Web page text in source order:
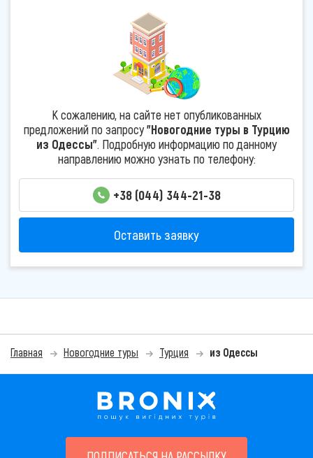
К сожалению, на сайте нет опубликованных
предложений по запросу"Новогодние туры в Турцию
из Одессы". Подробную информацию по данному
направлению можно узнать по телефону:
+38 (044) 344-21-38
Оставить заявку
Главная Новогодние туры Турция из Одессы